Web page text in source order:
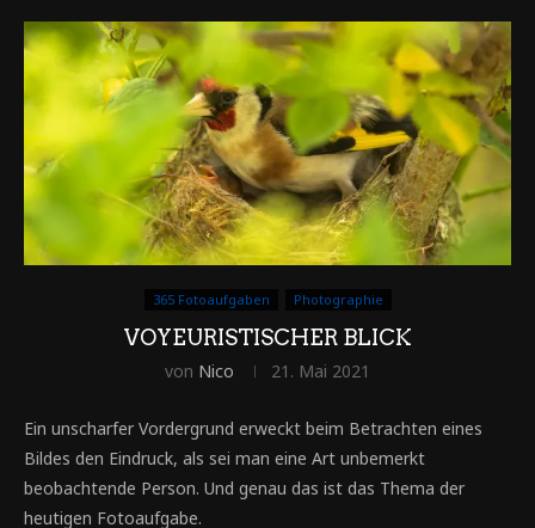
365 Fotoaufgaben Photographie
VOYEURISTISCHER BLICK
von Nico 21. Mai 2021
Ein unscharfer Vordergrund erweckt beim Betrachten eines
Bildes den Eindruck, als sei man eine Art unbemerkt
beobachtende Person. Und genau das ist das Thema der
heutigen Fotoaufgabe.